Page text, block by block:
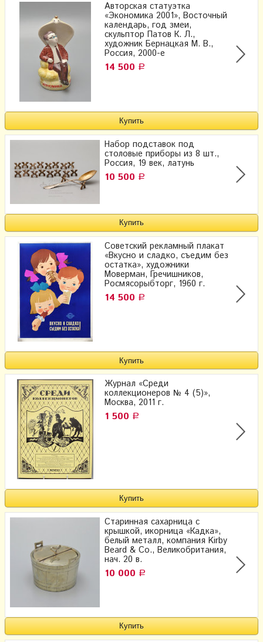
Авторская статуэтка
«Экономика 2001», Восточный
календарь, год змеи,
скульптор Патов К. Л.,
художник Бернацкая М. В.,
Россия, 2000-е
14 500 Р
Набор подставок под
столовые приборы из 8 шт.,
Россия, 19 век, латунь
10 500 Р
Советский рекламный плакат
«Вкусно и сладко, съедим без
остатка», художники
Моверман, Гречишников,
Росмясорыбторг, 1960 г.
14 500 Р
Журнал «Среди
коллекционеров № 4 (5)»,
Москва, 2011 г.
1 500 Р
Старинная сахарница с
крышкой, икорница «Кадка»,
белый металл, компания Kirby
Beard & Co., Великобритания,
нач. 20 в.
10 000 Р